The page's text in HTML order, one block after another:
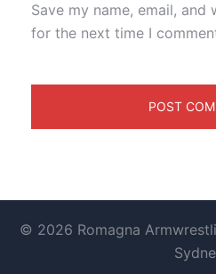
Save my name, email,
for the next time I
© 2026 Romagna